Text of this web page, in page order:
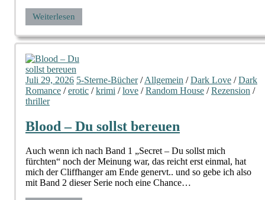
Weiterlesen
Juli 29, 2026 5-Sterne-Bücher/Allgemein /Dark Love /Dark
Romance /erotic /krimi /love /Random House /Rezension /
thriller
Blood – Du sollst bereuen
Auch wenn ich nach Band 1 „Secret – Du sollst mich
fürchten“ noch der Meinung war, das reicht erst einmal, hat
mich der Cliffhanger am Ende genervt.. und so gebe ich also
mit Band 2 dieser Serie noch eine Chance…